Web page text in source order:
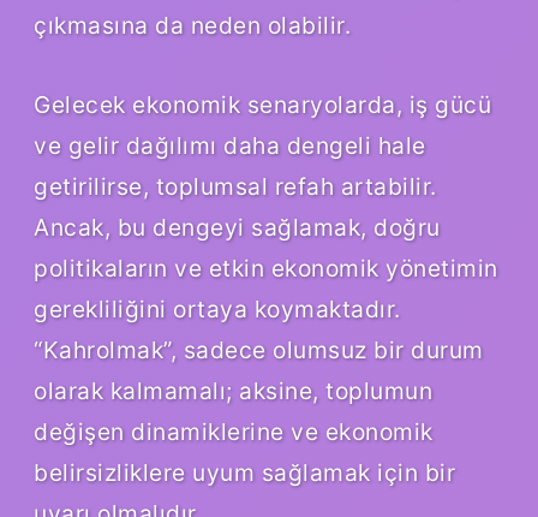
çıkmasına da neden olabilir.
Gelecek ekonomik senaryolarda, iş gücü
ve gelir dağılımı daha dengeli hale
getirilirse, toplumsal refah artabilir.
Ancak, bu dengeyi sağlamak, doğru
politikaların ve etkin ekonomik yönetimin
gerekliliğini ortaya koymaktadır.
“Kahrolmak”, sadece olumsuz bir durum
olarak kalmamalı; aksine, toplumun
değişen dinamiklerine ve ekonomik
belirsizliklere uyum sağlamak için bir